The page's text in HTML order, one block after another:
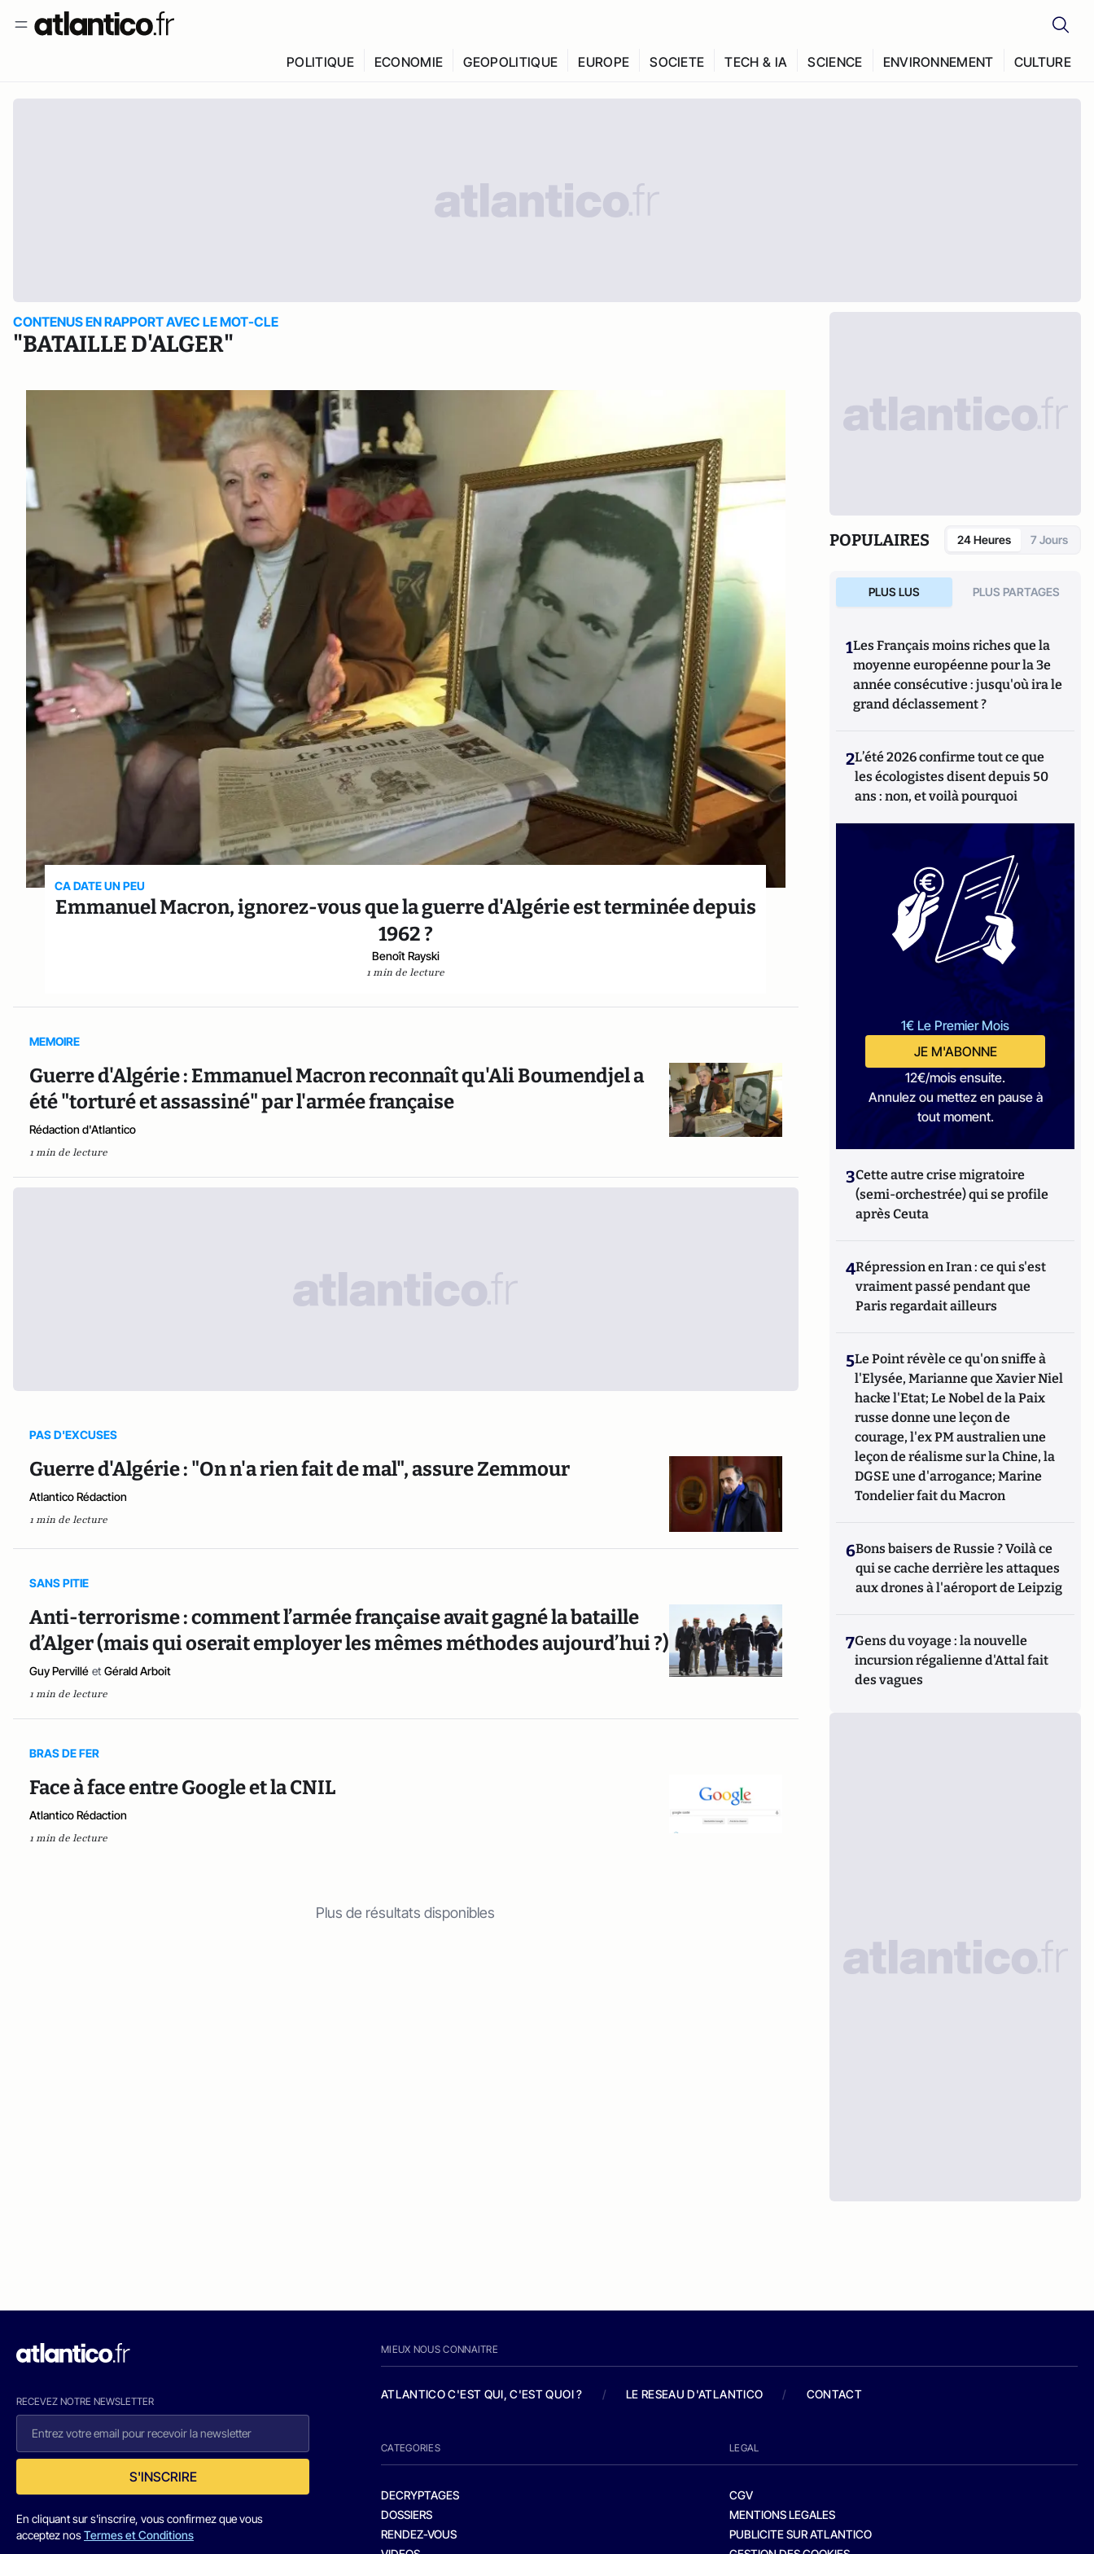
POLITIQUE ECONOMIE GEOPOLITIQUE EUROPE SOCIETE TECH & IA SCIENCE ENVIRONNEMENT CULTURE
CONTENUS EN RAPPORT AVEC LE MOT-CLE
"BATAILLE D'ALGER"
CA DATE UN PEU
Emmanuel Macron, ignorez-vous que la guerre d'Algérie est terminée depuis
1962 ?
Benoît Rayski
1 min de lecture
MEMOIRE
Guerre d'Algérie : Emmanuel Macron reconnaît qu'Ali Boumendjel a
été "torturé et assassiné" par l'armée française
Rédaction d'Atlantico
1 min de lecture
PAS D'EXCUSES
Guerre d'Algérie : "On n'a rien fait de mal", assure Zemmour
Atlantico Rédaction
1 min de lecture
SANS PITIE
Anti-terrorisme : comment l’armée française avait gagné la bataille
d’Alger (mais qui oserait employer les mêmes méthodes aujourd’hui ?)
Guy Pervillé et Gérald Arboit
1 min de lecture
BRAS DE FER
Face à face entre Google et la CNIL
Atlantico Rédaction
1 min de lecture
Plus de résultats disponibles
POPULAIRES 24 Heures 7 Jours
PLUS LUS PLUS PARTAGES
1Les Français moins riches que la
moyenne européenne pour la 3e
année consécutive : jusqu'où ira le
grand déclassement ?
2L’été 2026 confirme tout ce que
les écologistes disent depuis 50
ans : non, et voilà pourquoi
1€ Le Premier Mois
JE M'ABONNE
12€/mois ensuite.
Annulez ou mettez en pause à
tout moment.
3Cette autre crise migratoire
(semi-orchestrée) qui se profile
après Ceuta
4Répression en Iran : ce qui s'est
vraiment passé pendant que
Paris regardait ailleurs
5Le Point révèle ce qu'on sniffe à
l'Elysée, Marianne que Xavier Niel
hacke l'Etat; Le Nobel de la Paix
russe donne une leçon de
courage, l'ex PM australien une
leçon de réalisme sur la Chine, la
DGSE une d'arrogance; Marine
Tondelier fait du Macron
6Bons baisers de Russie ? Voilà ce
qui se cache derrière les attaques
aux drones à l'aéroport de Leipzig
7Gens du voyage : la nouvelle
incursion régalienne d'Attal fait
des vagues
RECEVEZ NOTRE NEWSLETTER
S'INSCRIRE
En cliquant sur s'inscrire, vous confirmez que vous
acceptez nosTermes et Conditions
MIEUX NOUS CONNAITRE
ATLANTICO C'EST QUI, C'EST QUOI ? / LE RESEAU D'ATLANTICO / CONTACT
CATEGORIES
DECRYPTAGES
DOSSIERS
RENDEZ-VOUS
LEGAL
CGV
MENTIONS LEGALES
PUBLICITE SUR ATLANTICO